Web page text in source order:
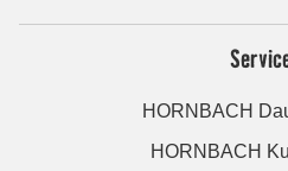
HORNBACH
HORNBACH